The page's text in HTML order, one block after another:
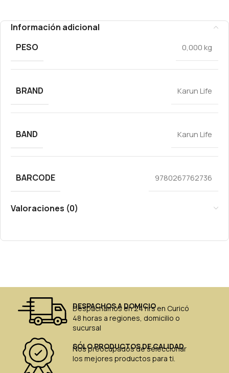
Información adicional
PESO
0,000 kg
BRAND Karun Life
BAND Karun Life
BARCODE 9780267762736
Valoraciones (0)
DESPACHOS A DOMICIO
Despachamos en 24 hrs en Curicó
48 horas a regiones, domicilio o
sucursal
SÓLO PRODUCTOS DE CALIDAD
Nos preocupados de seleccionar
los mejores productos para ti.